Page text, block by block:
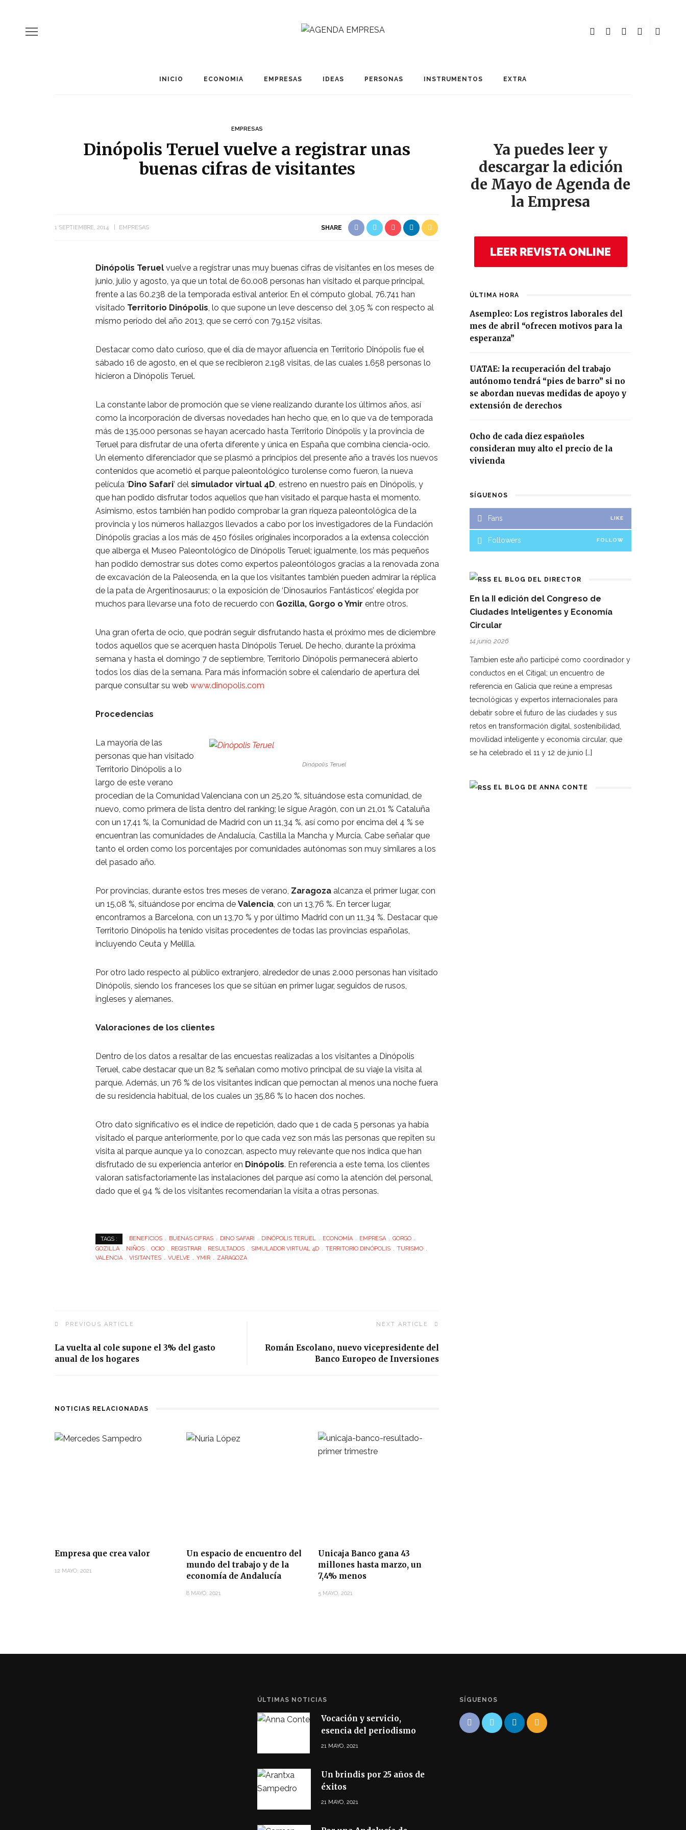
INICIO ECONOMIA EMPRESAS IDEAS PERSONAS INSTRUMENTOS EXTRA
EMPRESAS
Dinópolis Teruel vuelve a registrar unas
buenas cifras de visitantes
1 SEPTIEMBRE, 2014 EMPRESAS SHARE
Dinópolis Teruel vuelve a registrar unas muy buenas cifras de visitantes en los meses de
junio, julio y agosto, ya que un total de 60.008 personas han visitado el parque principal,
frente a las 60.238 de la temporada estival anterior. En el cómputo global, 76.741 han
visitado Territorio Dinópolis, lo que supone un leve descenso del 3,05 % con respecto al
mismo período del año 2013, que se cerró con 79.152 visitas.
Destacar como dato curioso, que el día de mayor afluencia en Territorio Dinópolis fue el
sábado 16 de agosto, en el que se recibieron 2.198 visitas, de las cuales 1.658 personas lo
hicieron a Dinópolis Teruel.
La constante labor de promoción que se viene realizando durante los últimos años, así
como la incorporación de diversas novedades han hecho que, en lo que va de temporada
más de 135.000 personas se hayan acercado hasta Territorio Dinópolis y la provincia de
Teruel para disfrutar de una oferta diferente y única en España que combina ciencia-ocio.
Un elemento diferenciador que se plasmó a principios del presente año a través los nuevos
contenidos que acometió el parque paleontológico turolense como fueron, la nueva
película ‘Dino Safari’ del simulador virtual 4D, estreno en nuestro país en Dinópolis, y
que han podido disfrutar todos aquellos que han visitado el parque hasta el momento.
Asimismo, estos también han podido comprobar la gran riqueza paleontológica de la
provincia y los números hallazgos llevados a cabo por los investigadores de la Fundación
Dinópolis gracias a los más de 450 fósiles originales incorporados a la extensa colección
que alberga el Museo Paleontológico de Dinópolis Teruel; igualmente, los más pequeños
han podido demostrar sus dotes como expertos paleontólogos gracias a la renovada zona
de excavación de la Paleosenda, en la que los visitantes también pueden admirar la réplica
de la pata de Argentinosaurus; o la exposición de ‘Dinosaurios Fantásticos’ elegida por
muchos para llevarse una foto de recuerdo con Gozilla, Gorgo o Ymir entre otros.
Una gran oferta de ocio, que podrán seguir disfrutando hasta el próximo mes de diciembre
todos aquellos que se acerquen hasta Dinópolis Teruel. De hecho, durante la próxima
semana y hasta el domingo 7 de septiembre, Territorio Dinópolis permanecerá abierto
todos los días de la semana. Para más información sobre el calendario de apertura del
parque consultar su web www.dinopolis.com
Procedencias
Dinópolis Teruel
La mayoría de las
personas que han visitado
Territorio Dinópolis a lo
largo de este verano
procedían de la Comunidad Valenciana con un 25,20 %, situándose esta comunidad, de
nuevo, como primera de lista dentro del ranking; le sigue Aragón, con un 21,01 % Cataluña
con un 17,41 %, la Comunidad de Madrid con un 11,34 %, así como por encima del 4 % se
encuentran las comunidades de Andalucía, Castilla la Mancha y Murcia. Cabe señalar que
tanto el orden como los porcentajes por comunidades autónomas son muy similares a los
del pasado año.
Por provincias, durante estos tres meses de verano, Zaragoza alcanza el primer lugar, con
un 15,08 %, situándose por encima de Valencia, con un 13,76 %. En tercer lugar,
encontramos a Barcelona, con un 13,70 % y por último Madrid con un 11,34 %. Destacar que
Territorio Dinópolis ha tenido visitas procedentes de todas las provincias españolas,
incluyendo Ceuta y Melilla.
Por otro lado respecto al público extranjero, alrededor de unas 2.000 personas han visitado
Dinópolis, siendo los franceses los que se sitúan en primer lugar, seguidos de rusos,
ingleses y alemanes.
Valoraciones de los clientes
Dentro de los datos a resaltar de las encuestas realizadas a los visitantes a Dinópolis
Teruel, cabe destacar que un 82 % señalan como motivo principal de su viaje la visita al
parque. Además, un 76 % de los visitantes indican que pernoctan al menos una noche fuera
de su residencia habitual, de los cuales un 35,86 % lo hacen dos noches.
Otro dato significativo es el índice de repetición, dado que 1 de cada 5 personas ya había
visitado el parque anteriormente, por lo que cada vez son más las personas que repiten su
visita al parque aunque ya lo conozcan, aspecto muy relevante que nos indica que han
disfrutado de su experiencia anterior en Dinópolis. En referencia a este tema, los clientes
valoran satisfactoriamente las instalaciones del parque así como la atención del personal,
dado que el 94 % de los visitantes recomendarían la visita a otras personas.
TAGS : BENEFICIOS BUENAS CIFRAS DINO SAFARI DINÓPOLIS TERUEL ECONOMÍA EMPRESA
GORGO
GOZILLA
NIÑOS OCIO REGISTRAR RESULTADOS SIMULADOR VIRTUAL 4D TERRITORIO DINÓPOLIS
TURISMO
VALENCIA
VISITANTES VUELVE YMIR ZARAGOZA
PREVIOUS ARTICLE
La vuelta al cole supone el 3% del gasto
anual de los hogares
NEXT ARTICLE
Román Escolano, nuevo vicepresidente del
Banco Europeo de Inversiones
NOTICIAS RELACIONADAS
Empresa que crea valor
12 MAYO, 2021
Un espacio de encuentro del
mundo del trabajo y de la
economía de Andalucía
8 MAYO, 2021
Unicaja Banco gana 43
millones hasta marzo, un
7,4% menos
5 MAYO, 2021
Ya puedes leer y
descargar la edición
de Mayo de Agenda de
la Empresa
LEER REVISTA ONLINE
ÚLTIMA HORA
Asempleo: Los registros laborales del
mes de abril “ofrecen motivos para la
esperanza”
UATAE: la recuperación del trabajo
autónomo tendrá “pies de barro” si no
se abordan nuevas medidas de apoyo y
extensión de derechos
Ocho de cada diez españoles
consideran muy alto el precio de la
vivienda
SÍGUENOS
Fans LIKE
Followers FOLLOW
EL BLOG DEL DIRECTOR
En la II edición del Congreso de
Ciudades Inteligentes y Economía
Circular
14 junio, 2026
Tambien este año participé como coordinador y
conductos en el Citigal; un encuentro de
referencia en Galicia que reúne a empresas
tecnológicas y expertos internacionales para
debatir sobre el futuro de las ciudades y sus
retos en transformación digital, sostenibilidad,
movilidad inteligente y economía circular, que
se ha celebrado el 11 y 12 de junio […]
EL BLOG DE ANNA CONTE
ÚLTIMAS NOTICIAS
Vocación y servicio,
esencia del periodismo
21 MAYO, 2021
Un brindis por 25 años de
éxitos
21 MAYO, 2021
SÍGUENOS